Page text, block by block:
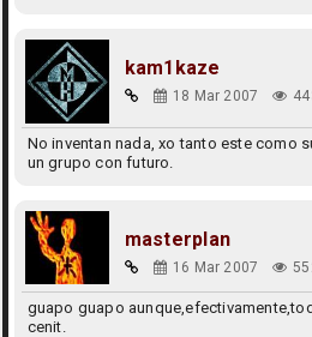
kam1kaze
18 Mar 2007
No inventan nada, xo tanto este como
un grupo con futuro.
masterplan
16 Mar 2007
guapo guapo
cenit.